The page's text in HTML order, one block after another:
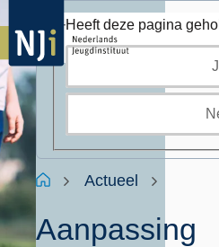
Overslaan
en
naar
de
inhoud
gaan
Kruimelpad
HomeActueel
Aanpassing
Heeft deze pagina